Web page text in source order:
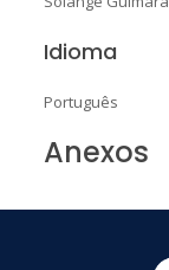
Idioma
Português
Anexos